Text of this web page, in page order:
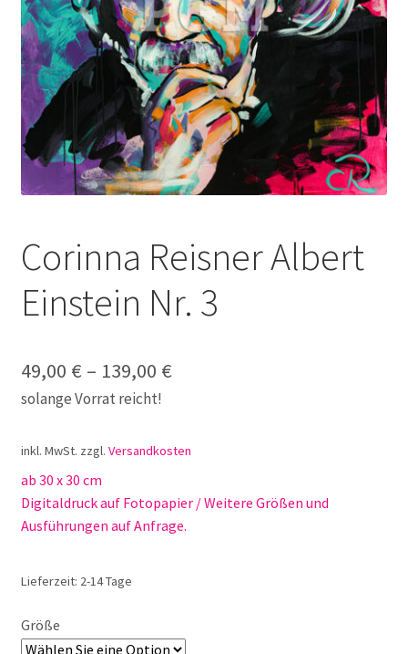
Galerie
Jobs
Kontakt
öffnen
Mein Konto
✆ Service-Telefon 089 / 2323700
Corinna Reisner Albert
Einstein Nr. 3
49,00 € – 139,00 €
solange Vorrat reicht!
inkl. MwSt. zzgl. Versandkosten
ab 30 x 30 cm
Digitaldruck auf Fotopapier / Weitere Größen und
Ausführungen auf Anfrage.
Lieferzeit: 2-14 Tage
Größe